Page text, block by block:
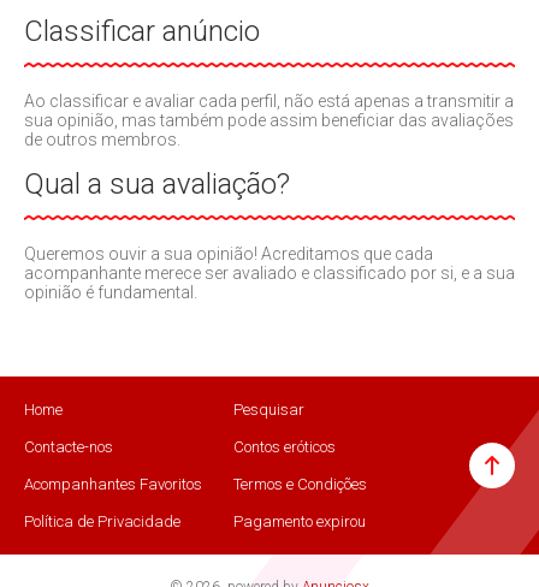
Classificar anúncio
Ao classificar e avaliar cada perfil, não está apenas a transmitir a
sua opinião, mas também pode assim beneficiar das avaliações
de outros membros.
Qual a sua avaliação?
Queremos ouvir a sua opinião! Acreditamos que cada
acompanhante merece ser avaliado e classificado por si, e a sua
opinião é fundamental.
Home Pesquisar
Contacte-nos Contos eróticos
Acompanhantes Favoritos Termos e Condições
Política de Privacidade Pagamento expirou